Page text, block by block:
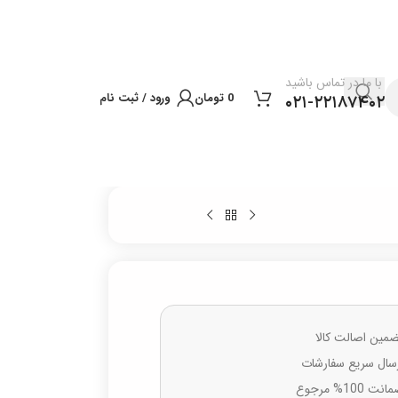
با ما در تماس باشید
۰۲۱-۲۲۱۸۷۴۰۲ 0 تومان ورود / ثبت نام
اصالت کالا
سریع سفارشات
100% مرجوع